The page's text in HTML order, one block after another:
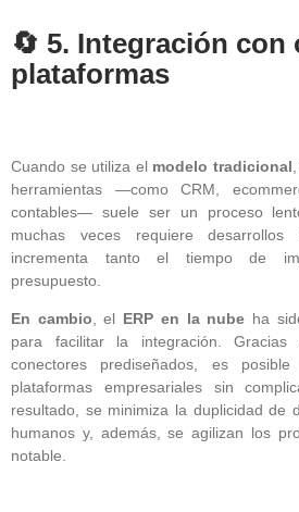
🔄 5. Integración con
plataformas
Cuando se utiliza el modelo tradicional
herramientas —como CRM,
contables— suele ser un proceso
muchas veces requiere desarrollos
incrementa tanto el tiempo de
presupuesto.
En cambio , el ERP en la nube ha
para facilitar la integración.
conectores prediseñados, es
plataformas empresariales sin
resultado, se minimiza la duplicidad de
humanos y, además, se agilizan los
notable.